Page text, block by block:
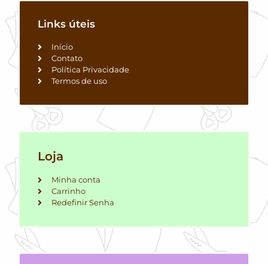
Links úteis
Início
Contato
Política Privacidade
Termos de uso
Loja
Minha conta
Carrinho
Redefinir Senha